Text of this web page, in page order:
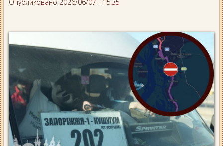
Опубликовано 2026/06/07 - 15:35